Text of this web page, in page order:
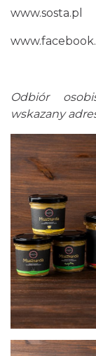
www.sosta.pl
Odbiór
wskazany